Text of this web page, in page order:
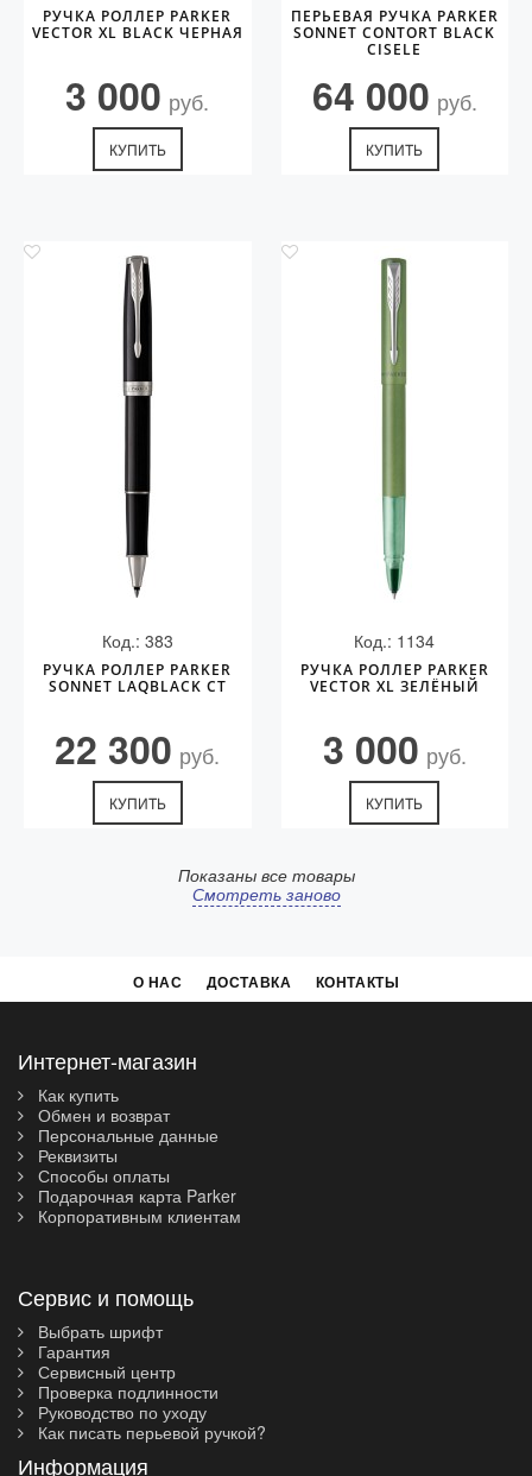
РУЧКА РОЛЛЕР PARKER
VECTOR XL BLACK ЧЕРНАЯ
3 000 руб.
КУПИТЬ
ПЕРЬЕВАЯ РУЧКА PARKER
SONNET CONTORT BLACK
CISELE
64 000 руб.
КУПИТЬ
Код.: 383
РУЧКА РОЛЛЕР PARKER
SONNET LAQBLACK СT
22 300 руб.
КУПИТЬ
Код.: 1134
РУЧКА РОЛЛЕР PARKER
VECTOR XL ЗЕЛЁНЫЙ
3 000 руб.
КУПИТЬ
Показаны все товары
Смотреть заново
О НАС ДОСТАВКА КОНТАКТЫ
Интернет-магазин
Как купить
Обмен и возврат
Персональные данные
Реквизиты
Способы оплаты
Подарочная карта Parker
Корпоративным клиентам
Сервис и помощь
Выбрать шрифт
Гарантия
Сервисный центр
Проверка подлинности
Руководство по уходу
Как писать перьевой ручкой?
Информация